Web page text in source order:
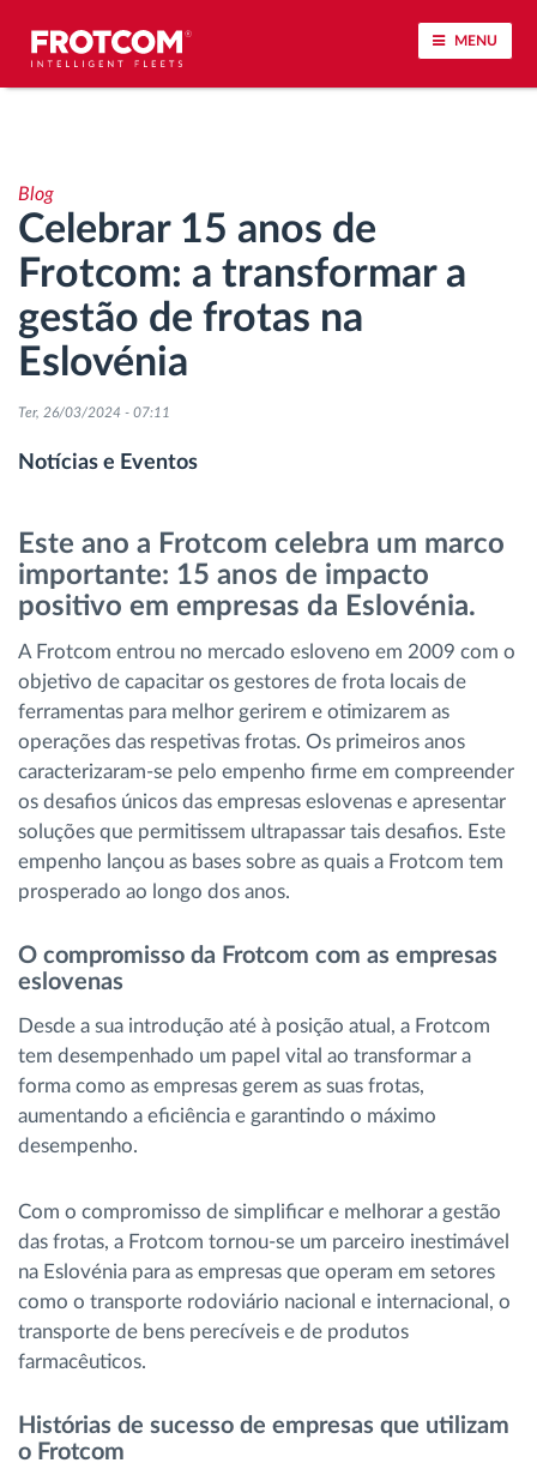
MENU
Análise do estilo de condução
Monitorização dos tempos de condução
Gestão de tarefas
Gestão de Combustível
Identificação automática de condutores
Ver todas as funcionalidades
Como resolvemos cada necessidade da
Calculadora de Benefícios
Blog
Celebrar 15 anos de
Frotcom: a transformar a
gestão de frotas na
Eslovénia
Ter, 26/03/2024 - 07:11
Notícias e Eventos
Este ano a Frotcom celebra um marco
importante: 15 anos de impacto
positivo em empresas da Eslovénia.
A Frotcom entrou no mercado esloveno em 2009 com o
objetivo de capacitar os gestores de frota locais de
ferramentas para melhor gerirem e otimizarem as
operações das respetivas frotas. Os primeiros anos
caracterizaram-se pelo empenho firme em compreender
os desafios únicos das empresas eslovenas e apresentar
soluções que permitissem ultrapassar tais desafios. Este
empenho lançou as bases sobre as quais a Frotcom tem
prosperado ao longo dos anos.
O compromisso da Frotcom com as empresas
eslovenas
Desde a sua introdução até à posição atual, a Frotcom
tem desempenhado um papel vital ao transformar a
forma como as empresas gerem as suas frotas,
aumentando a eficiência e garantindo o máximo
desempenho.
Com o compromisso de simplificar e melhorar a gestão
das frotas, a Frotcom tornou-se um parceiro inestimável
na Eslovénia para as empresas que operam em setores
como o transporte rodoviário nacional e internacional, o
transporte de bens perecíveis e de produtos
farmacêuticos.
Histórias de sucesso de empresas que utilizam
o Frotcom